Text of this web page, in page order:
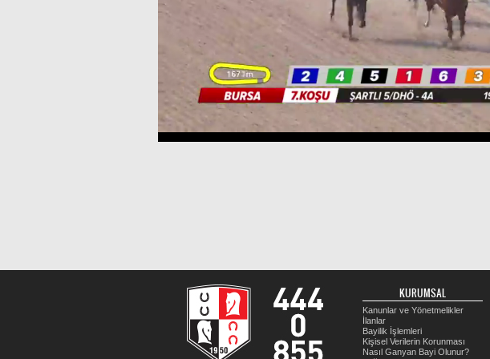
KURUMSAL
Kanunlar ve Yönetmelikler
İlanlar
Bayilik İşlemleri
Kişisel Verilerin Korunması
Nasıl Ganyan Bayi Olunur?